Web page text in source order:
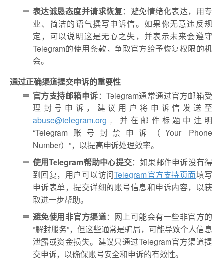
表达诚恳态度并请求恢复：避免情绪化表达，用专
业、简洁的语气撰写申诉信。如果你无意违反规
定，可以说明这是无心之失，并表示未来会遵守
Telegram的使用条款，争取官方给予恢复权限的机
会。
通过正确渠道提交申诉的重要性
官方支持邮箱申诉：Telegram通常通过官方邮箱受
理封号申诉，建议用户将申诉信发送至
abuse@telegram.org ，并在邮件标题中注明
“Telegram账号封禁申诉（Your Phone
Number）”，以提高申诉处理效率。
使用Telegram帮助中心提交：如果邮件申诉没有得
到回复，用户可以访问Telegram官方支持页面填写
申诉表单，提交详细的账号信息和申诉内容，以获
取进一步帮助。
避免使用非官方渠道：网上可能会有一些非官方的
“解封服务”，但这些通常是骗局，可能导致个人信息
泄露或资金损失。建议只通过Telegram官方渠道提
交申诉，以确保账号安全和申诉的有效性。